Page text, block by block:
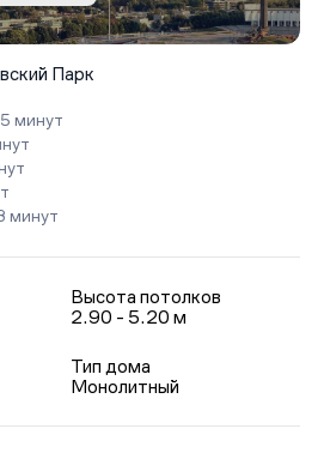
Парк
минут
минут
Высота потолков
2.90 - 5.20 м
Тип дома
Монолитный